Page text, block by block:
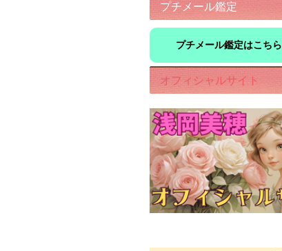
プチメール鑑定
プチメール鑑定はこちら
オフィシャルサイト